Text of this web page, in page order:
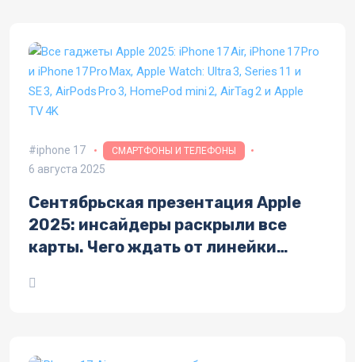
iphone 17 СМАРТФОНЫ И ТЕЛЕФОНЫ
6 августа 2025
Сентябрьская презентация Apple
2025: инсайдеры раскрыли все
карты. Чего ждать от линейки